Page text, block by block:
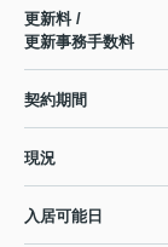
更新料 /
更新事務手数料
契約期間
現況
入居可能日